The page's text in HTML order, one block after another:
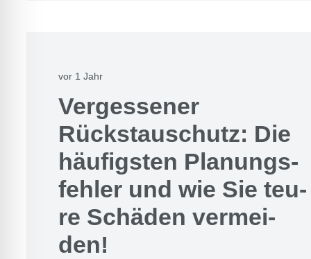
vor 1 Jahr
Ver­ges­se­ner
Rückstau­schutz: Die
häu­figs­ten Pla­nungs­
feh­ler und wie Sie teu­
re Schä­den ver­mei­
den!